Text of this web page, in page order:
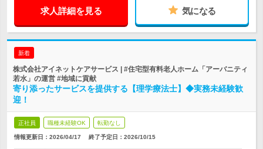
求人詳細を見る 気になる
新着
株式会社アイネットケアサービス | #住宅型有料老人ホーム「アーバニティ
若水」の運営 #地域に貢献
寄り添ったサービスを提供する【理学療法士】◆実務未経験歓
迎！
正社員 職種未経験OK 転勤なし
情報更新日：2026/04/17 終了予定日： 2026/10/15